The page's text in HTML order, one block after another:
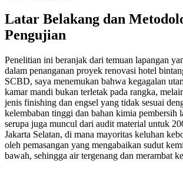
Latar Belakang dan
Pengujian
Penelitian ini beranjak dari temuan lapangan
dalam penanganan proyek renovasi hotel
SCBD, saya menemukan bahwa kegagalan
kamar mandi bukan terletak pada rangka,
jenis finishing dan engsel yang tidak sesuai
kelembaban tinggi dan bahan kimia pembersih
serupa juga muncul dari audit material untuk
Jakarta Selatan, di mana mayoritas keluhan
oleh pemasangan yang mengabaikan sudut
bawah, sehingga air tergenang dan merambat